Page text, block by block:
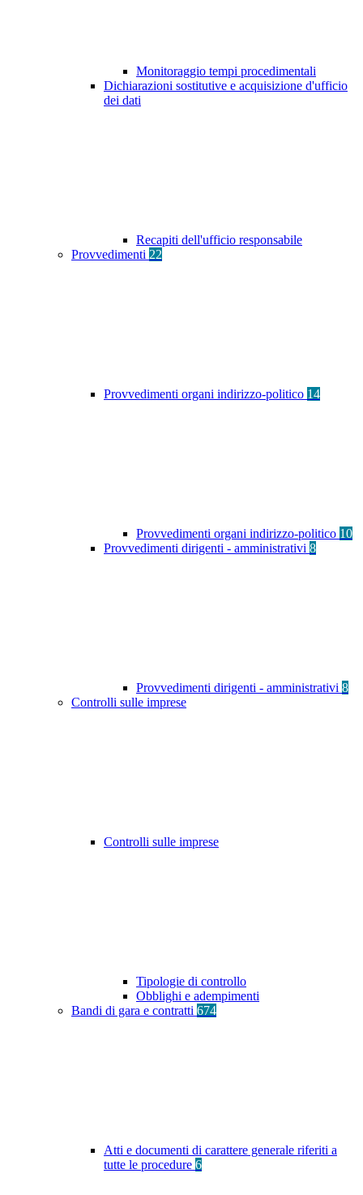
Monitoraggio tempi procedimentali
Dichiarazioni sostitutive e acquisizione d'ufficio
dei dati
Recapiti dell'ufficio responsabile
Provvedimenti 22
Provvedimenti organi indirizzo-politico 14
Provvedimenti organi indirizzo-politico 10
Provvedimenti dirigenti - amministrativi 8
Provvedimenti dirigenti - amministrativi 8
Controlli sulle imprese
Controlli sulle imprese
Tipologie di controllo
Obblighi e adempimenti
Bandi di gara e contratti 674
Atti e documenti di carattere generale riferiti a
tutte le procedure 6